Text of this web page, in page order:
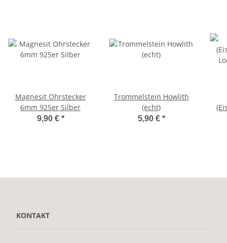
Magnesit Ohrstecker
6mm 925er Silber
9,90 € *
Trommelstein Howlith
(echt)
5,90 € *
KONTAKT